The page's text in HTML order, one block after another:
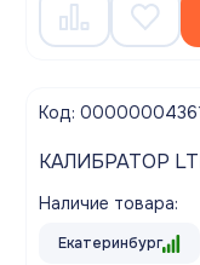
Код:
Наличие товара:
Екатеринбург